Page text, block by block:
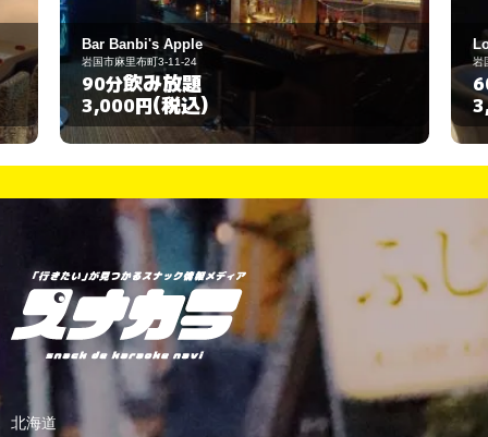
Lounge PLUM
岩国市麻里布町6-2-20
60分飲み放題
3,000円(税込)
北海道